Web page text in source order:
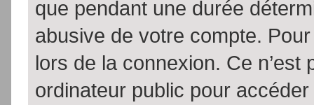
que pendant une durée
abusive de votre compte.
lors de la connexion. Ce
ordinateur public pour